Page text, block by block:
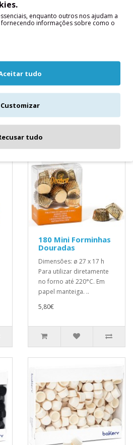
180 Mini Forminhas
Prata 2.7 X 1.7 cms
180 Mini Forminhas
Douradas
Dimensões: ø 27 x 17 h
Para utilizar diretamente
no forno até 220°C. Em
papel manteiga. ..
5,80€
enquanto outros nos ajudam a
informações sobre como o
tudo
Customizar
tudo